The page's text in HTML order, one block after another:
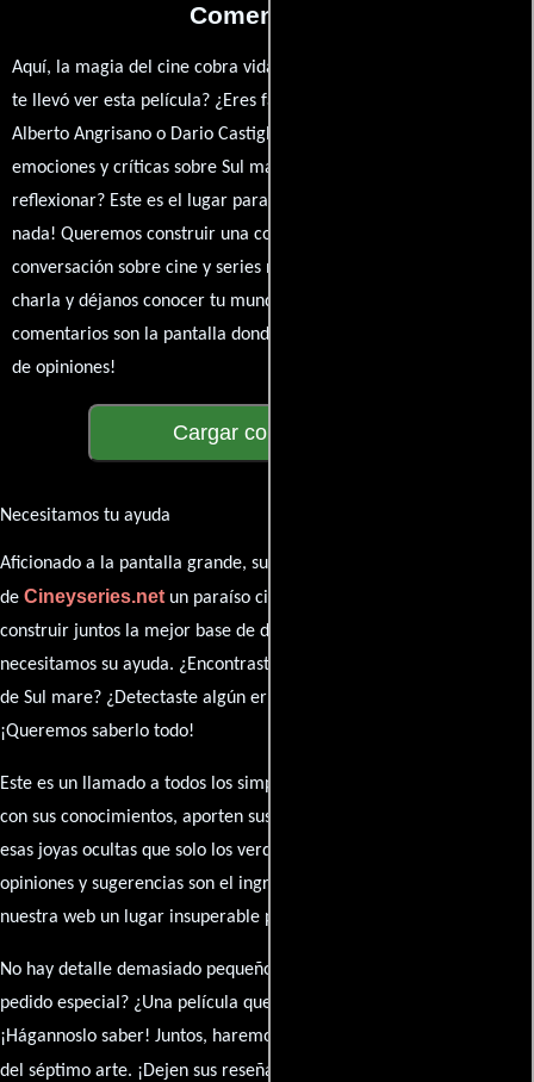
Comentarios
Aquí, la magia del cine cobra vida a través de tus opiniones. ¿Qué
te llevó ver esta película? ¿Eres fan de Alessandro D'Alatri,
Alberto Angrisano o Dario Castiglio? Comparte tus pensamientos,
emociones y críticas sobre Sul mare. ¿Te hizo reír, llorar o
reflexionar? Este es el lugar para expresarlo. ¡No te guardes
nada! Queremos construir una comunidad apasionada donde la
conversación sobre cine y series nunca se detenga. Únete a la
charla y déjanos conocer tu mundo cinematográfico. ¡Los
comentarios son la pantalla donde se proyecta nuestra diversidad
de opiniones!
Cargar comentarios
Necesitamos tu ayuda
Aficionado a la pantalla grande, su participación es clave para hacer
de Cineyseries.netun paraíso cinéfilo completo. Queremos
construir juntos la mejor base de datos cinematográfica, pero
necesitamos su ayuda. ¿Encontraste algún dato faltante en la ficha
de Sul mare? ¿Detectaste algún error en la sinopsis o el elenco?
¡Queremos saberlo todo!
Este es un llamado a todos los simpatizantes del cine: contribuyan
con sus conocimientos, aporten sus descubrimientos y compartan
esas joyas ocultas que solo los verdaderos fanáticos conocen. Sus
opiniones y sugerencias son el ingrediente secreto que hará de
nuestra web un lugar insuperable para los amantes del celuloide.
No hay detalle demasiado pequeño ni opinión insignificante. ¿Algún
pedido especial? ¿Una película que sueñas con ver reseñada?
¡Hágannoslo saber! Juntos, haremos de esta comunidad el epicentro
del séptimo arte. ¡Dejen sus reseña en la